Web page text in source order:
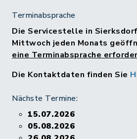
Terminabsprache
Die Servicestelle in
Mittwoch jeden Monats
eine Terminabsprache
Die Kontaktdaten finden Sie
Nächste Termine:
15.07.2026
05.08.2026